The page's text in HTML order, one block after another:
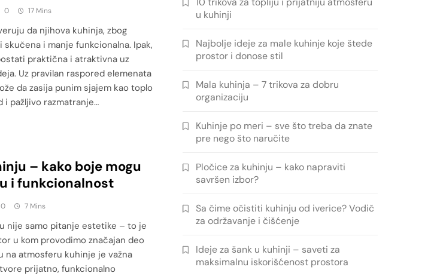
0 17 Mins
da njihova kuhinja, zbog
i manje funkcionalna. Ipak,
praktična i atraktivna uz
Uz pravilan raspored elemenata
da zasija punim sjajem kao toplo
i pažljivo razmatranje…
– kako boje mogu
i funkcionalnost
0 7 Mins
nije samo pitanje estetike – to je
u kom provodimo značajan deo
na atmosferu kuhinje je važna
prijatno, funkcionalno
u kuhinji
Najbolje ideje za male kuhinje koje štede
prostor i donose stil
Mala kuhinja – 7 trikova za dobru
organizaciju
Kuhinje po meri – sve što treba da znate
pre nego što naručite
Pločice za kuhinju – kako napraviti
savršen izbor?
Sa čime očistiti kuhinju od iverice? Vodič
za održavanje i čišćenje
Ideje za šank u kuhinji – saveti za
maksimalnu iskorišćenost prostora